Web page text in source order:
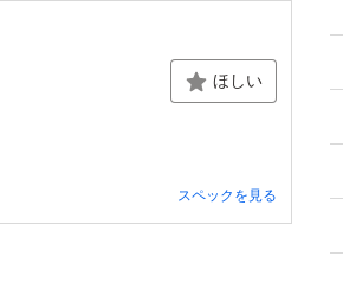
ほしい
スペックを見る